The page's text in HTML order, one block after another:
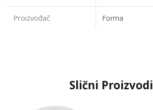
Proizvođač Forma
Slični Proizvodi